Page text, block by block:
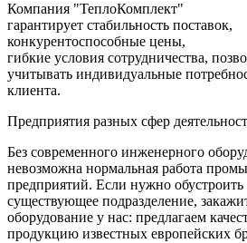
Компания "ТеплоКомплект"
гарантирует стабильность поставок,
конкурентоспособные цены,
гибкие условия сотрудничества,
учитывать индивидуальные
клиента.
Предприятия разных сфер
Без современного инженерного
невозможна нормальная работа
предприятий. Если нужно
существующее подразделение,
оборудование у нас: предлагаем
продукцию известных европейских